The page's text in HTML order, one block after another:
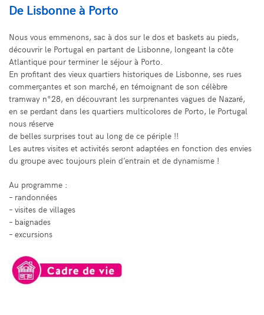
De Lisbonne à Porto
Nous vous emmenons, sac à dos sur le dos et baskets au pieds,
découvrir le Portugal en partant de Lisbonne, longeant la côte
Atlantique pour terminer le séjour à Porto.
En profitant des vieux quartiers historiques de Lisbonne, ses rues
commerçantes et son marché, en témoignant de son célèbre
tramway n°28, en découvrant les surprenantes vagues de Nazaré,
en se perdant dans les quartiers multicolores de Porto, le Portugal
nous réserve
de belles surprises tout au long de ce périple !!
Les autres visites et activités seront adaptées en fonction des envies
du groupe avec toujours plein d’entrain et de dynamisme !
Au programme :
– randonnées
– visites de villages
– baignades
– excursions